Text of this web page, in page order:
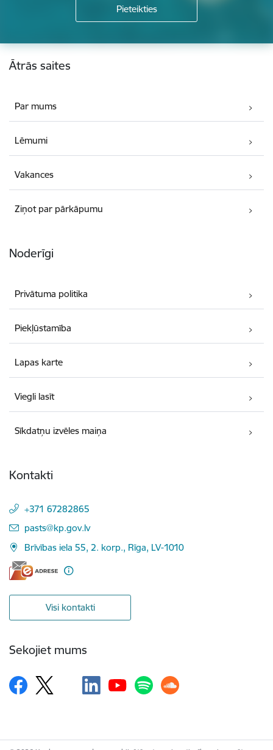
Kājene
Ātrās saites
Par mums
Lēmumi
Vakances
Ziņot par pārkāpumu
Noderīgi
Privātuma politika
Piekļūstamība
Lapas karte
Viegli lasīt
Sīkdatņu izvēles maiņa
Kontakti
+371 67282865
E-pasts:
pasts@kp.gov.lv
Brīvības iela 55, 2. korp., Rīga, LV-1010
Visi kontakti
Sekojiet mums